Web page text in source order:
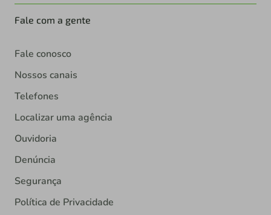
Fale com a gente
Fale conosco
Nossos canais
Telefones
Localizar uma agência
Ouvidoria
Denúncia
Segurança
Política de Privacidade